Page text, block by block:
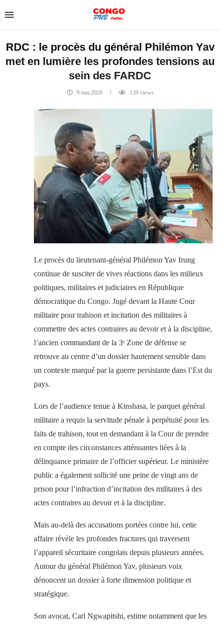
RDC : le procès du général Philémon Yav
met en lumière les profondes tensions au
sein des FARDC
9 mai 2026 139views
Le procès du lieutenant-général Philémon Yav Irung
continue de susciter de vives réactions dans les milieux
politiques, militaires et judiciaires en République
démocratique du Congo. Jugé devant la Haute Cour
militaire pour trahison et incitation des militaires à
commettre des actes contraires au devoir et à la discipline,
l’ancien commandant de la 3ᵉ Zone de défense se
retrouve au centre d’un dossier hautement sensible dans
un contexte marqué par la guerre persistante dans l’Est du
pays.
Lors de l’audience tenue à Kinshasa, le parquet général
militaire a requis la servitude pénale à perpétuité pour les
faits de trahison, tout en demandant à la Cour de prendre
en compte des circonstances atténuantes liées à la
délinquance primaire de l’officier supérieur. Le ministère
public a également sollicité une peine de vingt ans de
prison pour l’infraction d’incitation des militaires à des
actes contraires au devoir et à la discipline.
Mais au-delà des accusations portées contre lui, cette
affaire révèle les profondes fractures qui traversent
l’appareil sécuritaire congolais depuis plusieurs années.
Autour du général Philémon Yav, plusieurs voix
dénoncent un dossier à forte dimension politique et
stratégique.
Son avocat, Carl Ngwapitshi, estime notamment que les